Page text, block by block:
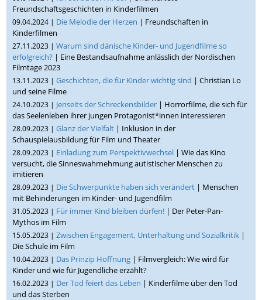
Freundschaftsgeschichten in Kinderfilmen
09.04.2024 | Die Melodie der Herzen | Freundschaften in
Kinderfilmen
27.11.2023 |Warum sind dänische Kinder- und Jugendfilme so
erfolgreich? | Eine Bestandsaufnahme anlässlich der Nordischen
Filmtage 2023
13.11.2023 |Geschichten, die für Kinder wichtig sind | Christian Lo
und seine Filme
24.10.2023 | Jenseits der Schreckensbilder | Horrorfilme, die sich für
das Seelenleben ihrer jungen Protagonist*innen interessieren
28.09.2023 |Glanz der Vielfalt | Inklusion in der
Schauspielausbildung für Film und Theater
28.09.2023 | Einladung zum Perspektivwechsel | Wie das Kino
versucht, die Sinneswahrnehmung autistischer Menschen zu
imitieren
28.09.2023 | Die Schwerpunkte haben sich verändert | Menschen
mit Behinderungen im Kinder- und Jugendfilm
31.05.2023 | Für immer Kind bleiben dürfen! | Der Peter-Pan-
Mythos im Film
15.05.2023 |Zwischen Engagement, Unterhaltung und Sozialkritik |
Die Schule im Film
10.04.2023 | Das Prinzip Hoffnung | Filmvergleich: Wie wird für
Kinder und wie für Jugendliche erzählt?
16.02.2023 | Der Tod feiert das Leben | Kinderfilme über den Tod
und das Sterben